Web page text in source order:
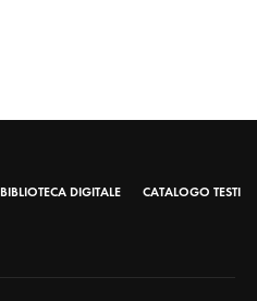
BIBLIOTECA DIGITALE
CATALOGO TESTI